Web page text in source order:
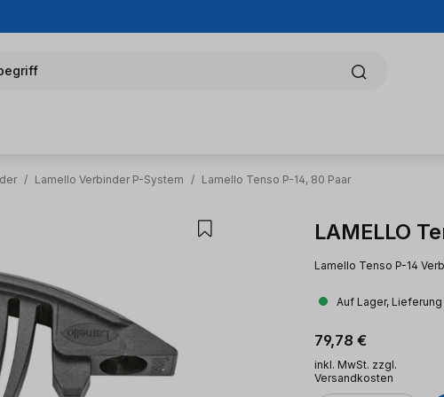
/ Lamello Verbinder P-System / Lamello Tenso P-14, 80 Paar
LAMELLO
Lamello Tenso P-14
Auf Lager,
Regulärer Preis:
79,78 €
inkl. MwSt. zzgl.
Versandkosten